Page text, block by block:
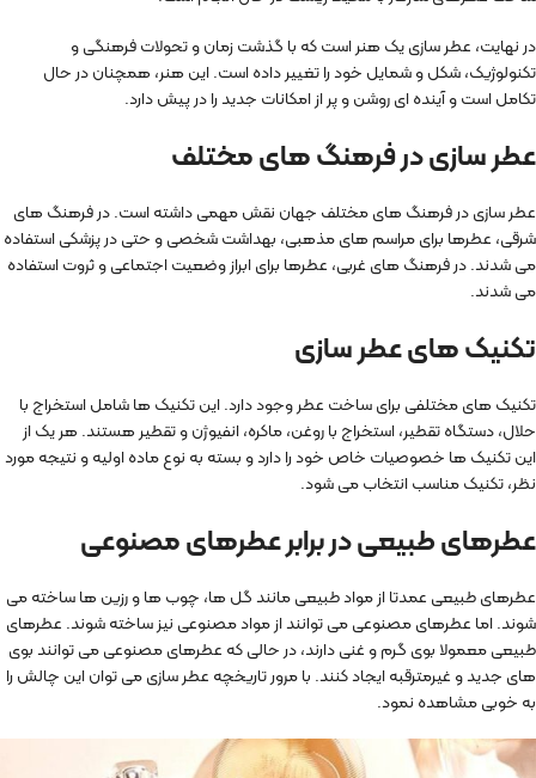
در نهایت، عطر سازی یک هنر است که با گذشت زمان و تحولات فرهنگی و
تکنولوژیک، شکل و شمایل خود را تغییر داده است. این هنر، همچنان در حال
تکامل است و آینده ای روشن و پر از امکانات جدید را در پیش دارد.
عطر سازی در فرهنگ های مختلف
عطر سازی در فرهنگ های مختلف جهان نقش مهمی داشته است. در فرهنگ های
شرقی، عطرها برای مراسم های مذهبی، بهداشت شخصی و حتی در پزشکی استفاده
می شدند. در فرهنگ های غربی، عطرها برای ابراز وضعیت اجتماعی و ثروت استفاده
می شدند.
تکنیک های عطر سازی
تکنیک های مختلفی برای ساخت عطر وجود دارد. این تکنیک ها شامل استخراج با
حلال، دستگاه تقطیر، استخراج با روغن، ماکره، انفیوژن و تقطیر هستند. هر یک از
این تکنیک ها خصوصیات خاص خود را دارد و بسته به نوع ماده اولیه و نتیجه مورد
نظر، تکنیک مناسب انتخاب می شود.
عطرهای طبیعی در برابر عطرهای مصنوعی
عطرهای طبیعی عمدتا از مواد طبیعی مانند گل ها، چوب ها و رزین ها ساخته می
شوند. اما عطرهای مصنوعی می توانند از مواد مصنوعی نیز ساخته شوند. عطرهای
طبیعی معمولا بوی گرم و غنی دارند، در حالی که عطرهای مصنوعی می توانند بوی
های جدید و غیرمترقبه ایجاد کنند. با مرور تاریخچه عطر سازی می توان این چالش را
به خوبی مشاهده نمود.